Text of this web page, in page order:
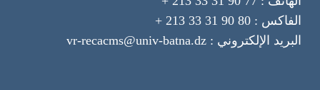
الفاكس : 80 90 31 33 213 +
البريد الإلكتروني : vr-recacms@univ-batna.dz